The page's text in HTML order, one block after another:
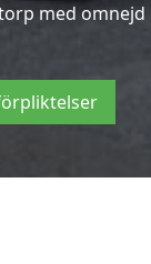
med omnejd